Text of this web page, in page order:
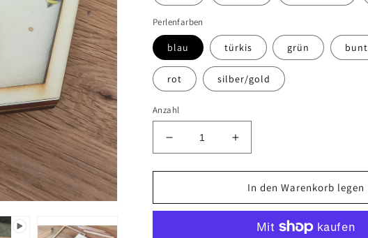
Perlenfarben
blau türkis grün bunt
rot silber/gold
Anzahl
Verringere
die
Menge
Schüttelbild
Erhöhe
die
Menge
für
Schüttelbild
In den Warenkorb legen